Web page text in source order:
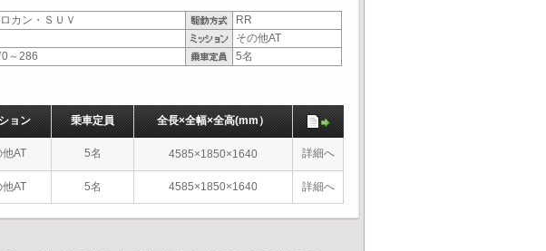
カン・ＳＵＶ
RR
その他AT
～286
5名
ョン 乗車定員 全長×全幅×全高(mm）
他AT 5名 4585×1850×1640 詳細へ
他AT 5名 4585×1850×1640 詳細へ